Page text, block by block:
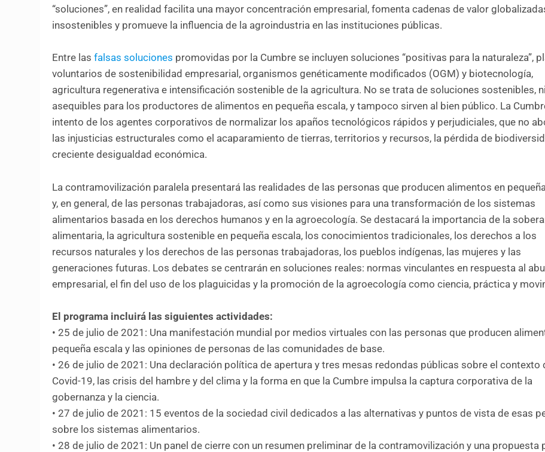
“soluciones”, en realidad facilita una mayor concentración empresarial, fomenta cadenas de valor
insostenibles y promueve la influencia de la agroindustria en las instituciones públicas.
Entre lasfalsas soluciones promovidas por la Cumbre se incluyen soluciones “positivas para la naturaleza”,
voluntarios de sostenibilidad empresarial, organismos genéticamente modificados (OGM) y biotecnología,
agricultura regenerativa e intensificación sostenible de la agricultura. No se trata de soluciones sostenibles, ni
asequibles para los productores de alimentos en pequeña escala, y tampoco sirven al bien público. La
intento de los agentes corporativos de normalizar los apaños tecnológicos rápidos y perjudiciales, que no
las injusticias estructurales como el acaparamiento de tierras, territorios y recursos, la pérdida de
creciente desigualdad económica.
La contramovilización paralela presentará las realidades de las personas que producen alimentos en
y, en general, de las personas trabajadoras, así como sus visiones para una transformación de los sistemas
alimentarios basada en los derechos humanos y en la agroecología. Se destacará la importancia de la
alimentaria, la agricultura sostenible en pequeña escala, los conocimientos tradicionales, los derechos a los
recursos naturales y los derechos de las personas trabajadoras, los pueblos indígenas, las mujeres y las
generaciones futuras. Los debates se centrarán en soluciones reales: normas vinculantes en respuesta al
empresarial, el fin del uso de los plaguicidas y la promoción de la agroecología como ciencia, práctica y
El programa incluirá las siguientes actividades:
• 25 de julio de 2021: Una manifestación mundial por medios virtuales con las personas que producen
pequeña escala y las opiniones de personas de las comunidades de base.
• 26 de julio de 2021: Una declaración política de apertura y tres mesas redondas públicas sobre el contexto
Covid-19, las crisis del hambre y del clima y la forma en que la Cumbre impulsa la captura corporativa de la
gobernanza y la ciencia.
• 27 de julio de 2021: 15 eventos de la sociedad civil dedicados a las alternativas y puntos de vista de esas
sobre los sistemas alimentarios.
• 28 de julio de 2021: Un panel de cierre con un resumen preliminar de la contramovilización y una propuesta